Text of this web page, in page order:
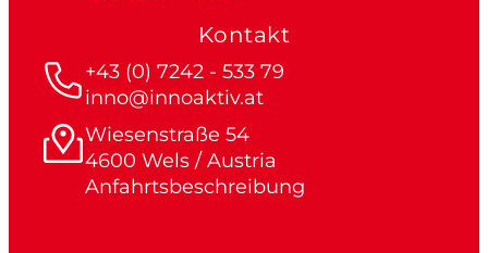
Kontakt
+43 (0) 7242 - 533 79
inno@innoaktiv.at
Wiesenstraße 54
4600 Wels / Austria
Anfahrtsbeschreibung